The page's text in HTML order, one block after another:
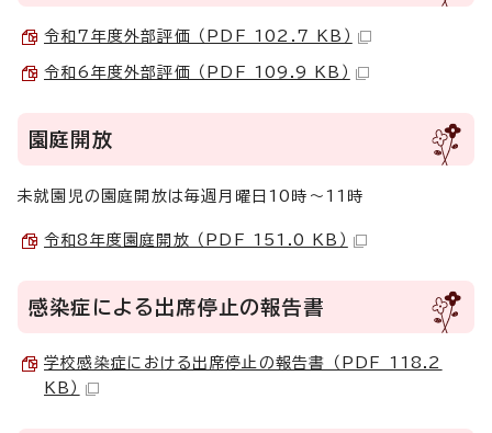
令和7年度外部評価 （PDF 102.7 KB）
令和6年度外部評価 （PDF 109.9 KB）
園庭開放
未就園児の園庭開放は毎週月曜日10時～11時
令和8年度園庭開放 （PDF 151.0 KB）
感染症による出席停止の報告書
学校感染症における出席停止の報告書 （PDF 118.2
KB）